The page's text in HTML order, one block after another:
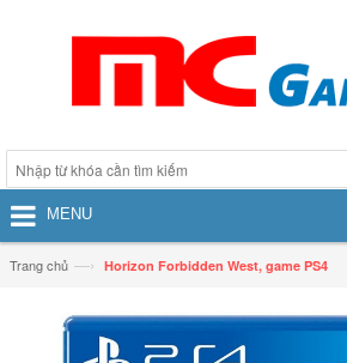
MENU
Trang chủ —› Horizon Forbidden West, game PS4